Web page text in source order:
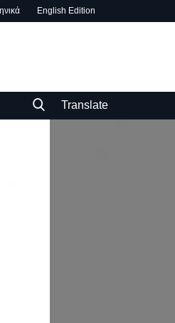
English Edition
Translate